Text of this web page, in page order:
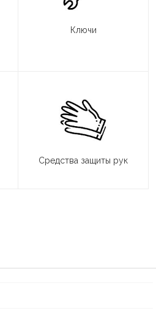
Ключи
Средства защиты рук